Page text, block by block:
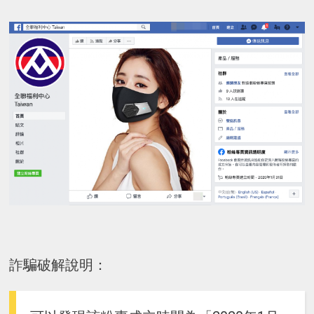
詐騙破解說明：